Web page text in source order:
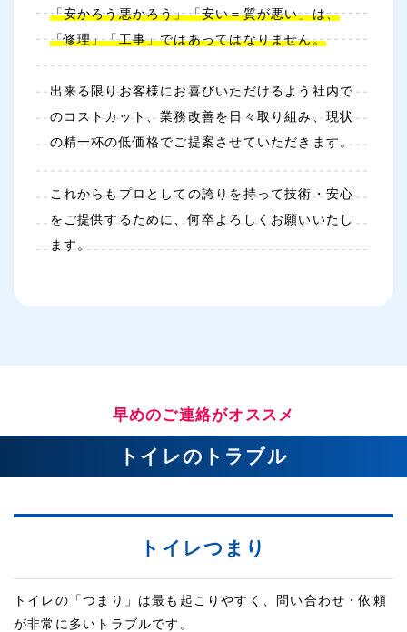
「安かろう悪かろう」「安い＝質が悪い」は、
「修理」「工事」ではあってはなりません。
出来る限りお客様にお喜びいただけるよう社内で
のコストカット、業務改善を日々取り組み、現状
の精一杯の低価格でご提案させていただきます。
これからもプロとしての誇りを持って技術・安心
をご提供するために、何卒よろしくお願いいたし
ます。
早めのご連絡がオススメ
トイレのトラブル
トイレつまり
トイレの「つまり」は最も起こりやすく、問い合わせ・依頼
が非常に多いトラブルです。